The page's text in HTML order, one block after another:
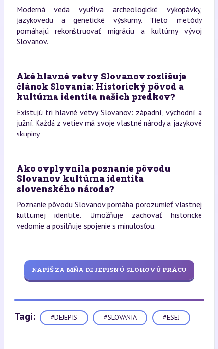
Moderná veda využíva archeologické vykopávky,
jazykovedu a genetické výskumy. Tieto metódy
pomáhajú rekonštruovať migráciu a kultúrny vývoj
Slovanov.
Aké hlavné vetvy Slovanov rozlišuje
článok Slovania: Historický pôvod a
kultúrna identita našich predkov?
Existujú tri hlavné vetvy Slovanov: západní, východní a
južní. Každá z vetiev má svoje vlastné národy a jazykové
skupiny.
Ako ovplyvnila poznanie pôvodu
Slovanov kultúrna identita
slovenského národa?
Poznanie pôvodu Slovanov pomáha porozumieť vlastnej
kultúrnej identite. Umožňuje zachovať historické
vedomie a posilňuje spojenie s minulosťou.
NAPÍŠ ZA MŇA DEJEPISNÚ SLOHOVÚ PRÁCU
Tagi: #DEJEPIS #SLOVANIA #ESEJ